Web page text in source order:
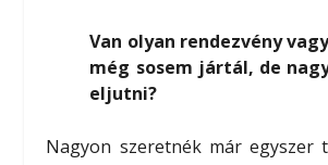
Van olyan rendezvény
még sosem jártál, de
eljutni?
Nagyon szeretnék már egyszer